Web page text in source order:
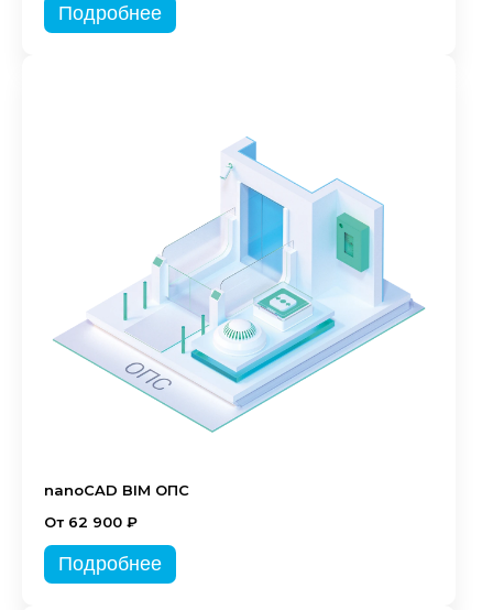
Подробнее
nanoCAD BIM ОПС
От 62 900 ₽
Подробнее